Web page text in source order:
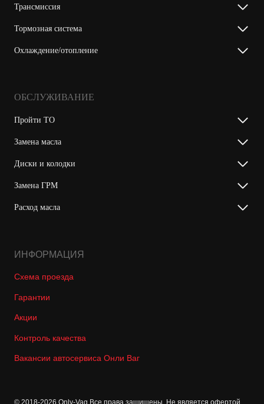
Трансмиссия
Тормозная система
Охлаждение/отопление
ОБСЛУЖИВАНИЕ
Пройти ТО
Замена масла
Диски и колодки
Замена ГРМ
Расход масла
ИНФОРМАЦИЯ
Схема проезда
Гарантии
Акции
Контроль качества
Вакансии автосервиса Онли Ваг
© 2018-2026 Only-Vag Все права защищены. Не является офертой.